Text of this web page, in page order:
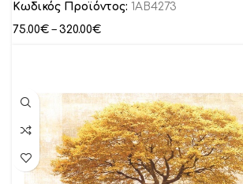
Κωδικός Προϊόντος: 1AB4273
75.00€ – 320.00€